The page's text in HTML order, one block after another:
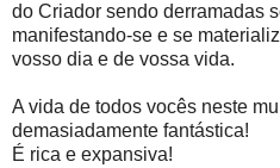
do Criador sendo derramadas
manifestando-se e se
vosso dia e de vossa vida.
A vida de todos vocês neste
demasiadamente fantástica!
É rica e expansiva!